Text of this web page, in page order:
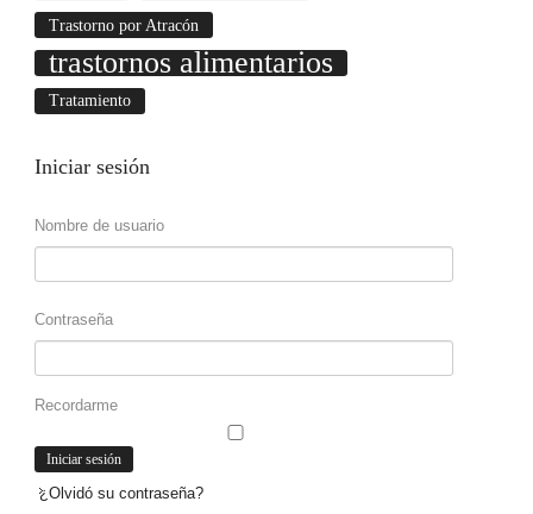
Trastorno por Atracón
trastornos alimentarios
Tratamiento
Iniciar sesión
Nombre de usuario
Contraseña
Recordarme
¿Olvidó su contraseña?